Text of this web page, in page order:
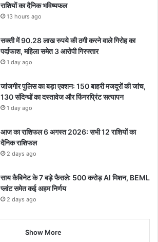
राशियों का दैनिक भविष्यफल
13 hours ago
सक्ती में 90.28 लाख रुपये की ठगी करने वाले गिरोह का
पर्दाफाश, महिला समेत 3 आरोपी गिरफ्तार
1 day ago
जांजगीर पुलिस का बड़ा एक्शन: 150 बाहरी मजदूरों की जांच,
130 संदिग्धों का दस्तावेज और फिंगरप्रिंट सत्यापन
1 day ago
आज का राशिफल 6 अगस्त 2026: सभी 12 राशियों का
दैनिक राशिफल
2 days ago
साय कैबिनेट के 7 बड़े फैसले: 500 करोड़ AI मिशन, BEML
प्लांट समेत कई अहम निर्णय
2 days ago
Show More